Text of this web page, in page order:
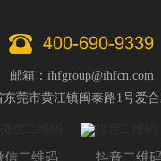
400-690-9339
邮箱：ihfgroup@ihfcn.com
莞市黄江镇闽泰路1号爱
信二维码 抖音二维